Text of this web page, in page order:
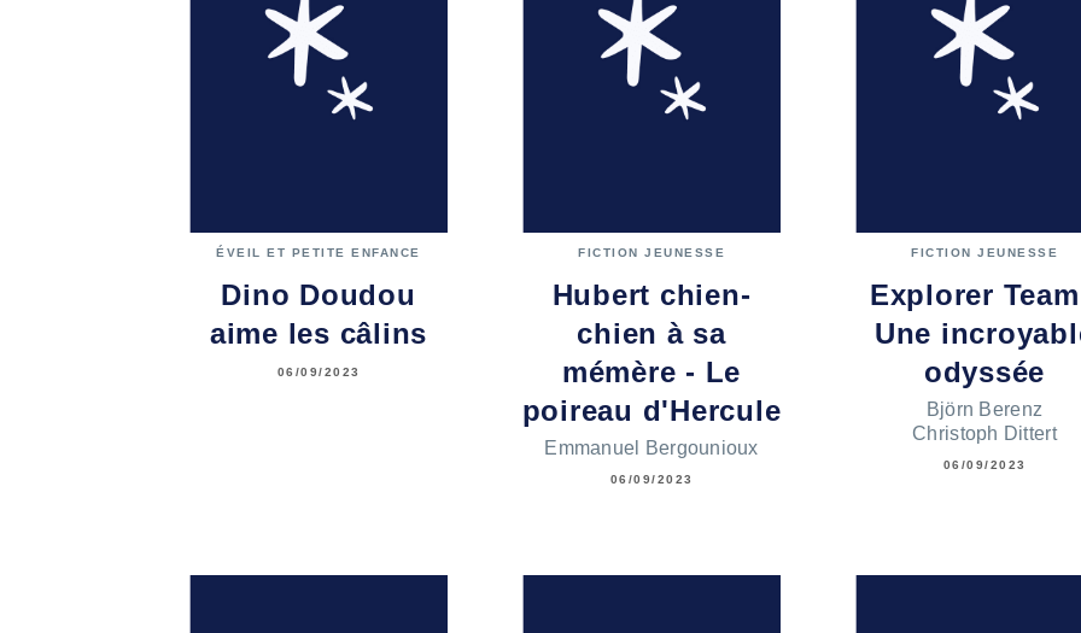
ÉVEIL ET PETITE ENFANCE
Dino Doudou
aime les câlins
06/09/2023
FICTION JEUNESSE
Hubert chien-
chien à sa
mémère - Le
poireau d'Hercule
Emmanuel Bergounioux
06/09/2023
FICTION JEUNESSE
Explorer
Une
odyssée
Björn Berenz
Christoph Dittert
06/09/2023